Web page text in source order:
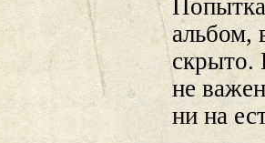
альбом,
скрыто.
не
ни на